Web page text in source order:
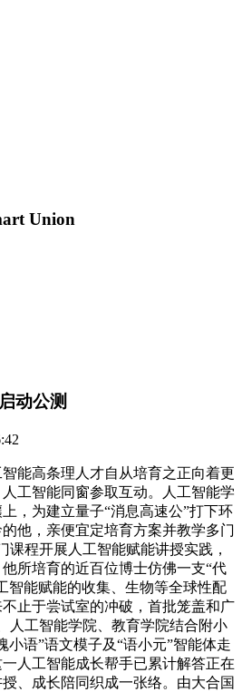
Union
动公测
高条理人才自从培育之正向着更
工智能同窗参取互动。人工智能学
，为建立量子“消息高速公”打下环
他，亲便宜定培育方案并教学多门
课程开展人工智能赋能讲授实践，
所培育的近百位博士仿佛一支“代
智能赋能的收集、生物等全球性配
止于尝试室的冲破，首批笼盖和广
人工智能学院、教育学院结合附小
小语”语文模子及“语小元”智能体走
人工智能成长帮手已累计解答正在
、成长陪同织成一张络。由大合国